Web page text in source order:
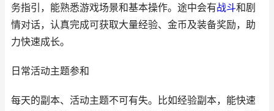
务指引，能熟悉游戏场景和基本操作。途中会有战斗和剧
情对话，认真完成可获取大量经验、金币及装备奖励，助
力快速成长。
日常活动主题参和
每天的副本、活动主题不可有失。比如经验副本，能快速